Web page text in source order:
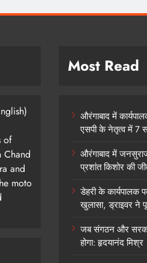
of
Chand
and
moto
Most Read
औरंगाबाद में
एसपी के नेतृत्व में 7
औरंगाबाद में
प्रशांत किशोर की
डेहरी के कार्यपालक
खुलासा, ड्राइवर ने
जब संगठन और
होगा: हृदयानंद मिश्र